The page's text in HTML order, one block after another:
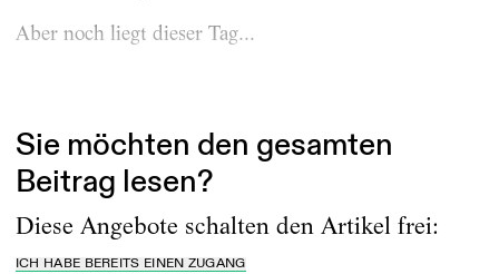
Aber noch liegt dieser Tag...
Sie möchten den gesamten
Beitrag lesen?
Diese Angebote schalten den Artikel frei:
ICH HABE BEREITS EINEN ZUGANG